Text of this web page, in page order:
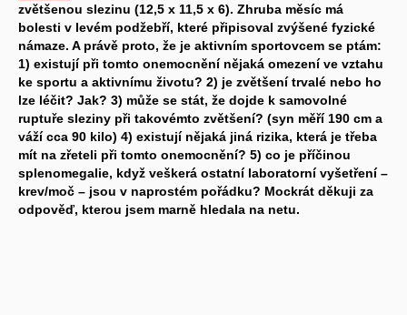
zvětšenou slezinu (12,5 x 11,5 x 6). Zhruba měsíc má
bolesti v levém podžebří, které připisoval zvýšené fyzické
námaze. A právě proto, že je aktivním sportovcem se ptám:
1) existují při tomto onemocnění nějaká omezení ve vztahu
ke sportu a aktivnímu životu? 2) je zvětšení trvalé nebo ho
lze léčit? Jak? 3) může se stát, že dojde k samovolné
ruptuře sleziny při takovémto zvětšení? (syn měří 190 cm a
váží cca 90 kilo) 4) existují nějaká jiná rizika, která je třeba
mít na zřeteli při tomto onemocnění? 5) co je příčinou
splenomegalie, když veškerá ostatní laboratorní vyšetření –
krev/moč – jsou v naprostém pořádku? Mockrát děkuji za
odpověď, kterou jsem marně hledala na netu.